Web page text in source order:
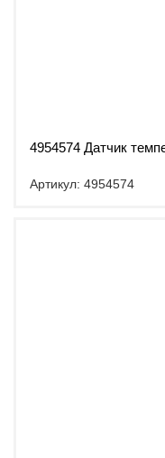
4954574 Датчик
Артикул: 4954574